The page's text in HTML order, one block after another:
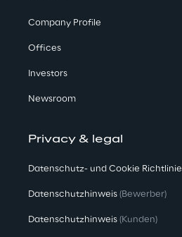
Company Profile
Offices
Investors
Newsroom
Privacy & legal
Datenschutz- und Cookie Richtlinie
Datenschutzhinweis (Bewerber)
Datenschutzhinweis (Kunden)